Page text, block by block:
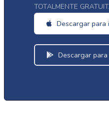
TOTALMENTE
Descargar para
Descargar